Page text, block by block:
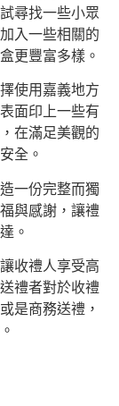
尋找一些小眾
入一些相關的
更豐富多樣。
使用嘉義地方
面印上一些有
在滿足美觀的
全。
一份完整而獨
與感謝，讓禮
。
收禮人享受高
禮者對於收禮
是商務送禮，